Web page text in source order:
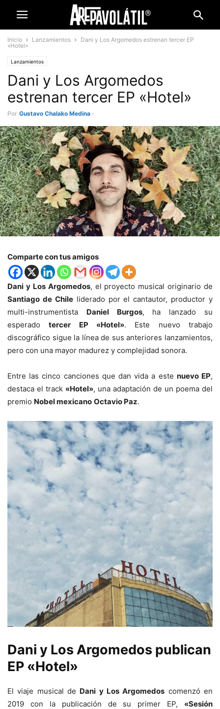
Inicio Lanzamientos
Dani y Los Argomedos estrenan tercer EP
«Hotel»
Lanzamientos
Dani y Los Argomedos
estrenan tercer EP «Hotel»
Por Gustavo Chalako Medina -
Comparte con tus amigos
Dani y Los Argomedos, el proyecto musical originario de
Santiago de Chileliderado por el cantautor, productor y
multi-instrumentista Daniel Burgos, ha lanzado su
esperadotercer EP «Hotel». Este nuevo trabajo
discográfico sigue la línea de sus anteriores lanzamientos,
pero con una mayor madurez y complejidad sonora.
Entre las cinco canciones que dan vida a este nuevo EP,
destaca el track «Hotel», una adaptación de un poema del
premio Nobel mexicano Octavio Paz.
Dani y Los Argomedos publican
EP «Hotel»
El viaje musical de Dani y Los Argomedos comenzó en
2019 con la publicación de su primer EP, «Sesión